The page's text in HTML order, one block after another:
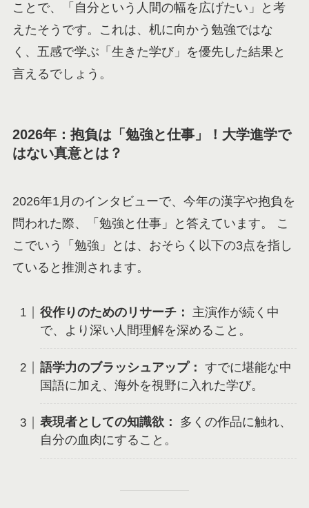
ことで、「自分という人間の幅を広げたい」と考
えたそうです。これは、机に向かう勉強ではな
く、五感で学ぶ「生きた学び」を優先した結果と
言えるでしょう。
2026年：抱負は「勉強と仕事」！大学進学で
はない真意とは？
2026年1月のインタビューで、今年の漢字や抱負を
問われた際、「勉強と仕事」と答えています。 こ
こでいう「勉強」とは、おそらく以下の3点を指し
ていると推測されます。
役作りのためのリサーチ：
主演作が続く中
で、より深い人間理解を深めること。
語学力のブラッシュアップ： すでに堪能な中
国語に加え、海外を視野に入れた学び。
表現者としての知識欲：
多くの作品に触れ、
自分の血肉にすること。